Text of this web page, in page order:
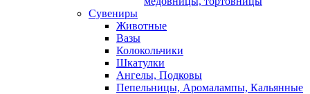
Сувениры
Животные
Вазы
Колокольчики
Шкатулки
Ангелы, Подковы
Пепельницы, Аромалампы, Кальянные